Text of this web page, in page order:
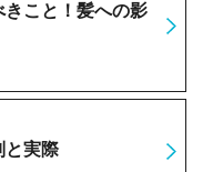
こと！髪への影
と実際